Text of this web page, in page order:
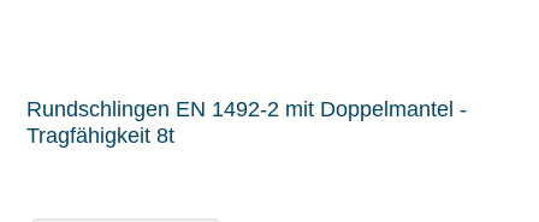
Rundschlingen EN 1492-2 mit Doppelmantel -
Tragfähigkeit 8t